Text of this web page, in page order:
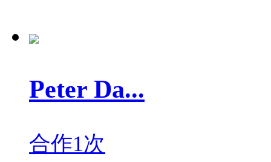
Peter Da...
合作1次